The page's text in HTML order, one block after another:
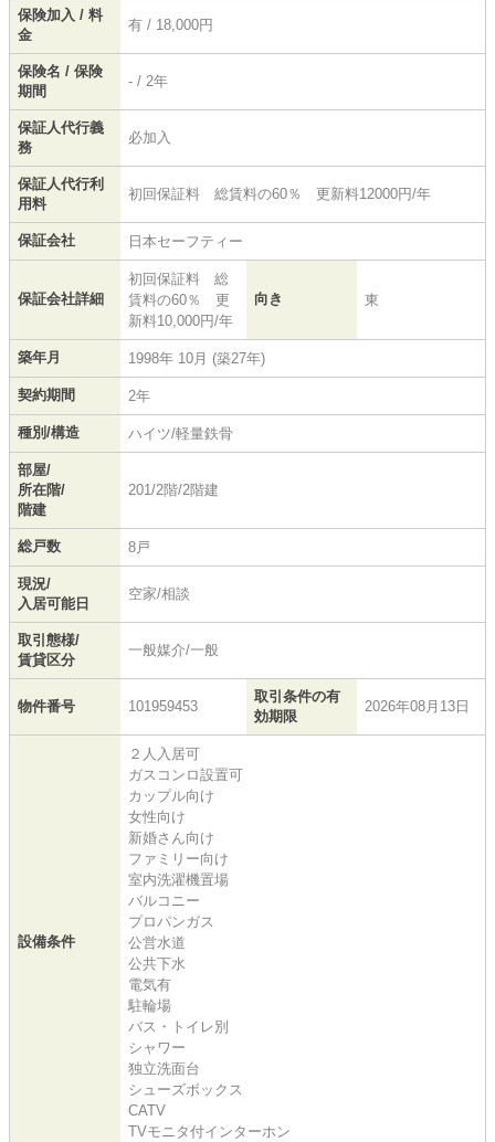
保険加入 / 料
金
有 / 18,000円
保険名 / 保険
期間
- / 2年
保証人代行義
務
必加入
保証人代行利
用料
初回保証料 総賃料の60％ 更新料12000円/年
保証会社 日本セーフティー
保証会社詳細
初回保証料 総
賃料の60％ 更
新料10,000円/年
向き 東
築年月 1998年 10月 (築27年)
契約期間 2年
種別/構造 ハイツ/軽量鉄骨
部屋/
所在階/
階建
201/2階/2階建
総戸数 8戸
現況/
入居可能日
空家/相談
取引態様/
賃貸区分
一般媒介/一般
物件番号 101959453
取引条件の有
効期限
2026年08月13日
設備条件
２人入居可
ガスコンロ設置可
カップル向け
女性向け
新婚さん向け
ファミリー向け
室内洗濯機置場
バルコニー
プロパンガス
公営水道
公共下水
電気有
駐輪場
バス・トイレ別
シャワー
独立洗面台
シューズボックス
CATV
TVモニタ付インターホン